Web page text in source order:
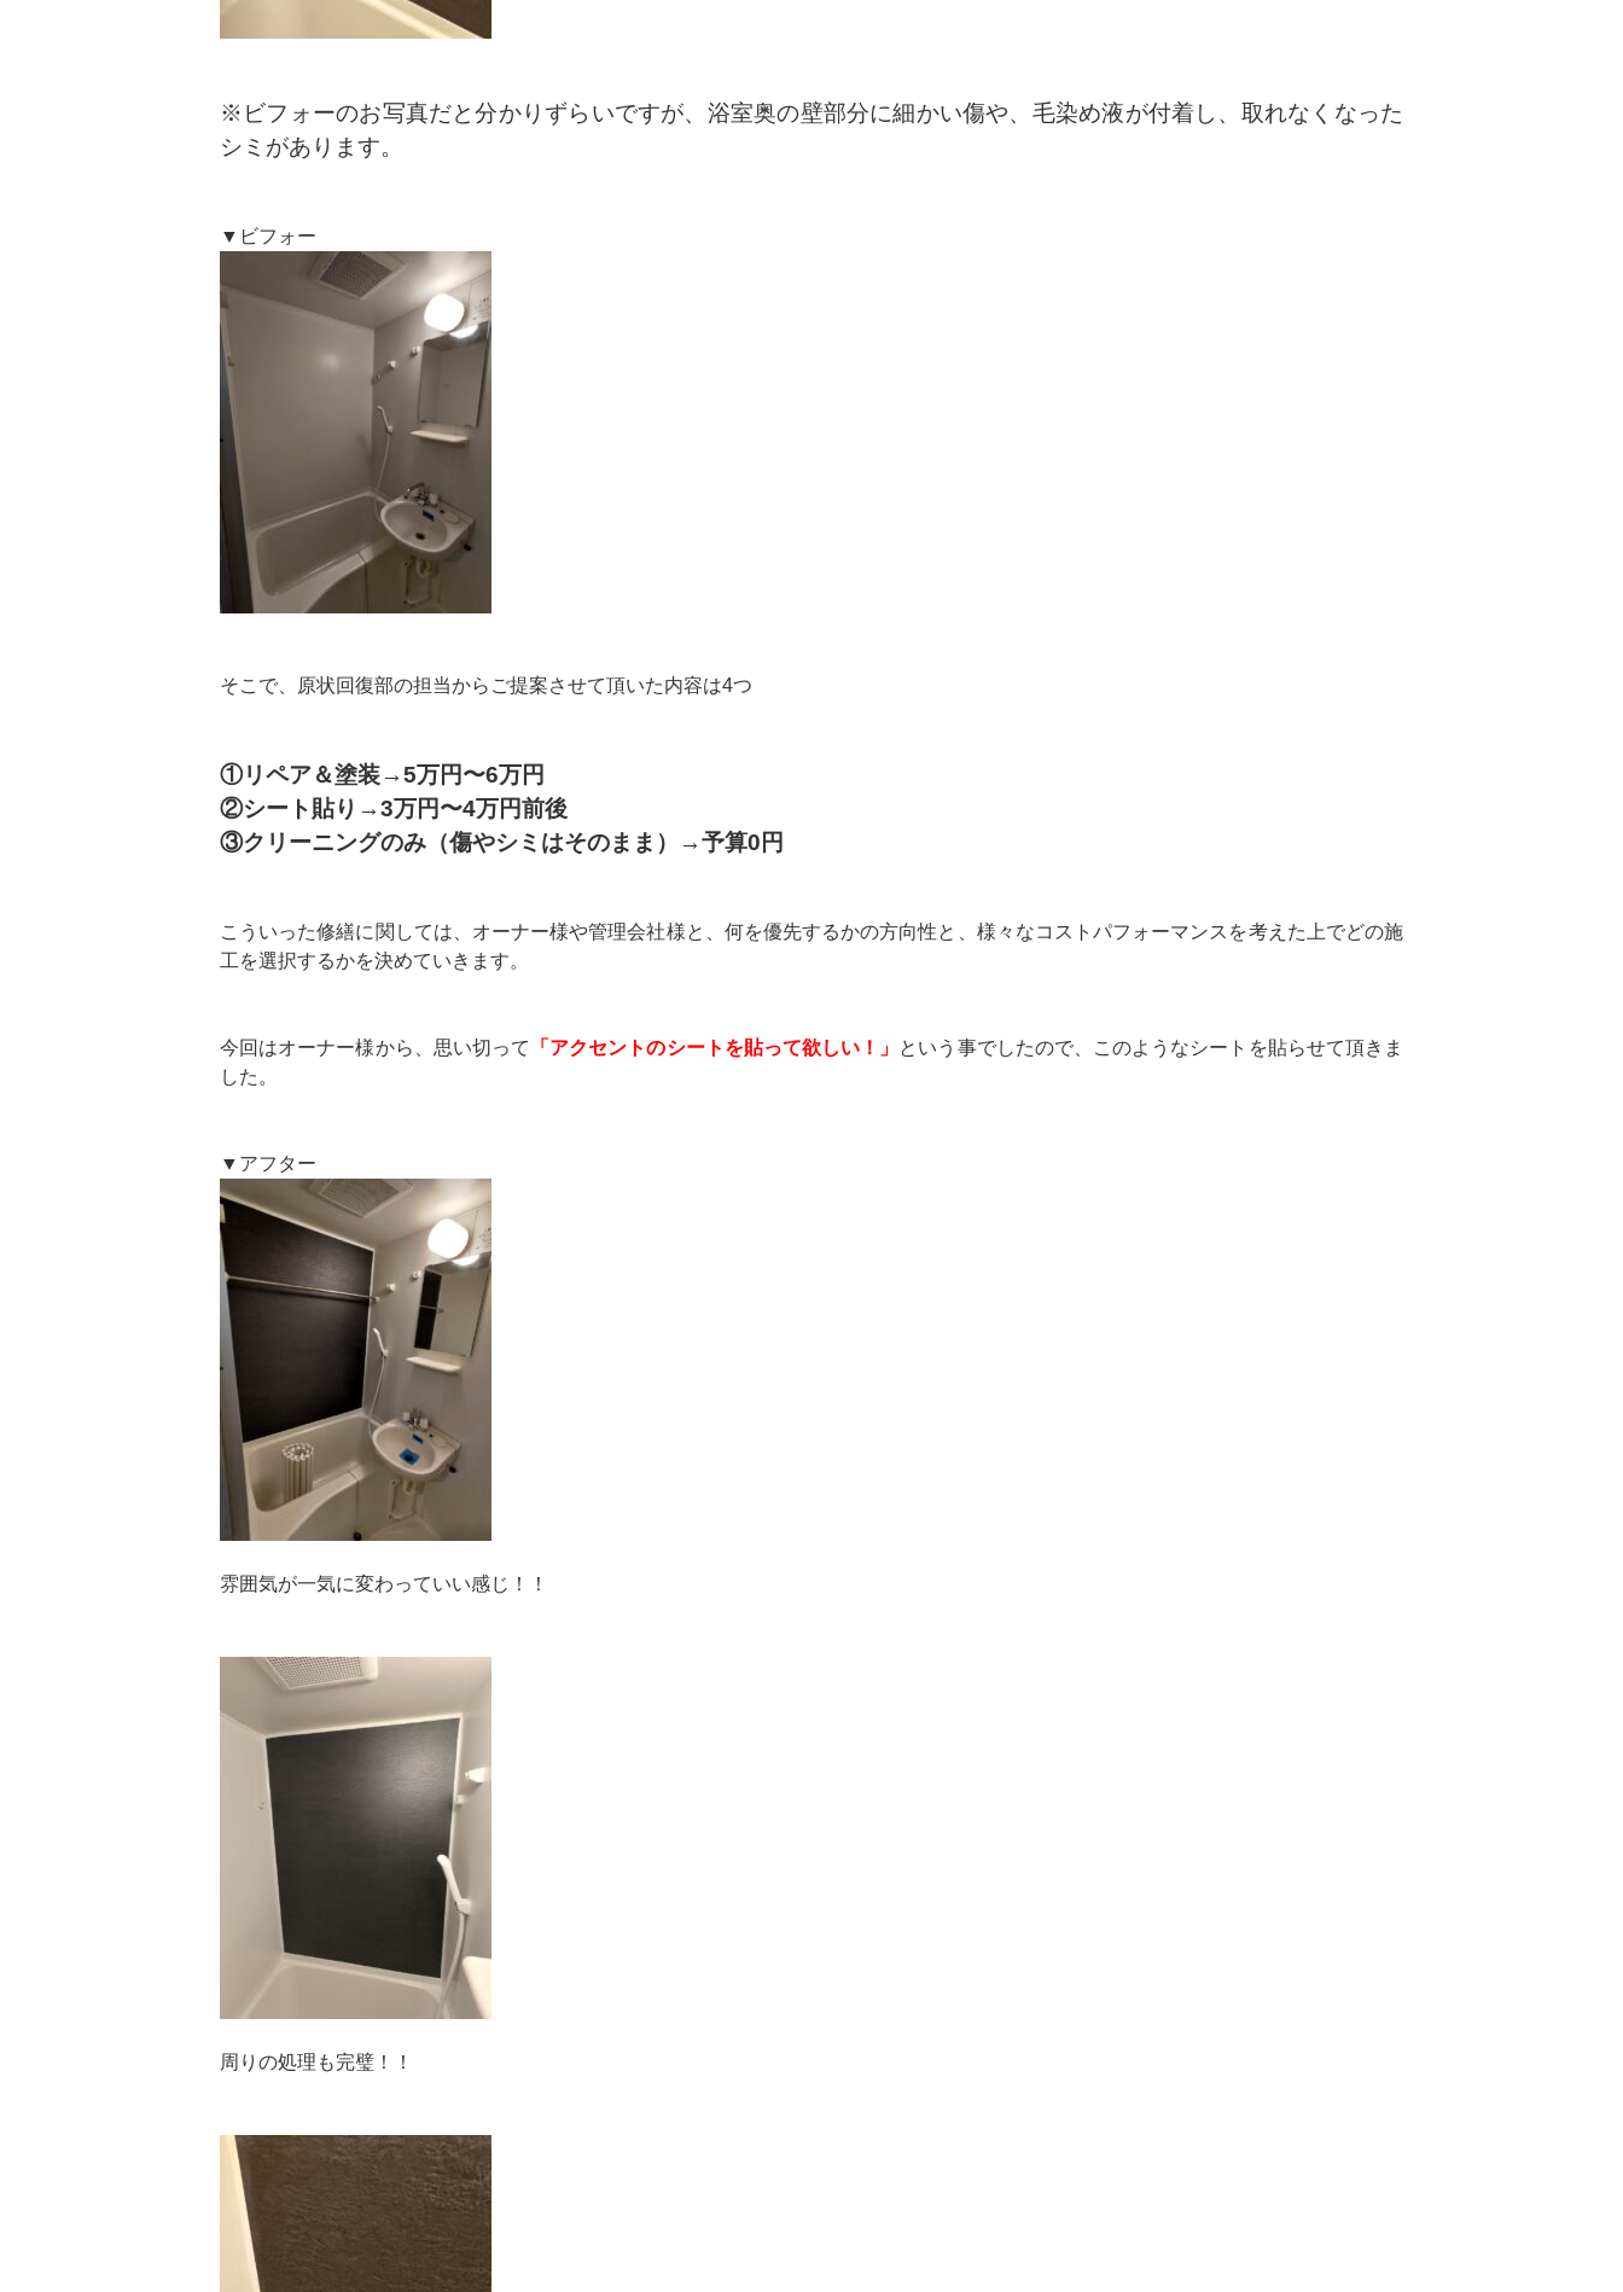
※ビフォーのお写真だと分かりずらいですが、浴室奥の壁部分に細かい傷や、毛染め液が付着し、取れなくなった
シミがあります。
▼ビフォー
そこで、原状回復部の担当からご提案させて頂いた内容は4つ
①リペア＆塗装→5万円〜6万円
②シート貼り→3万円〜4万円前後
③クリーニングのみ（傷やシミはそのまま）→予算0円
こういった修繕に関しては、オーナー様や管理会社様と、何を優先するかの方向性と、様々なコストパフォーマンスを考えた上でどの施
工を選択するかを決めていきます。
今回はオーナー様から、思い切って 「アクセントのシートを貼って欲しい！」 という事でしたので、このようなシートを貼らせて頂きま
した。
▼アフター
雰囲気が一気に変わっていい感じ！！
周りの処理も完璧！！